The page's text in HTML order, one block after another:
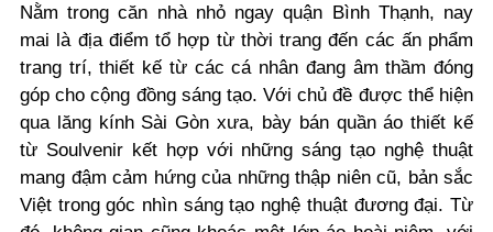
Nằm trong căn nhà nhỏ ngay quận Bình Thạnh, nay
mai là địa điểm tổ hợp từ thời trang đến các ấn phẩm
trang trí, thiết kế từ các cá nhân đang âm thầm đóng
góp cho cộng đồng sáng tạo. Với chủ đề được thể hiện
qua lăng kính Sài Gòn xưa, bày bán quần áo thiết kế
từ Soulvenir kết hợp với những sáng tạo nghệ thuật
mang đậm cảm hứng của những thập niên cũ, bản sắc
Việt trong góc nhìn sáng tạo nghệ thuật đương đại. Từ